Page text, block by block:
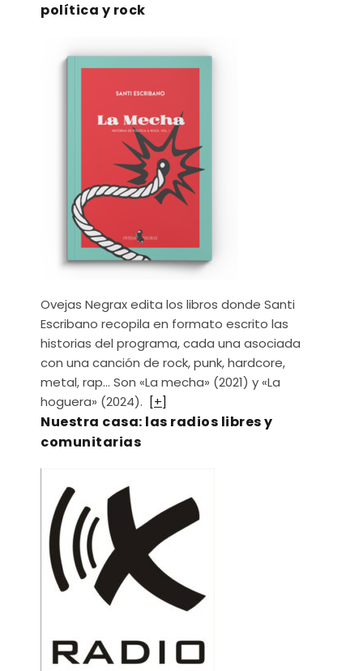
política y rock
Ovejas Negrax edita los libros donde Santi
Escribano recopila en formato escrito las
historias del programa, cada una asociada
con una canción de rock, punk, hardcore,
metal, rap… Son «La mecha» (2021) y «La
hoguera» (2024). [+]
Nuestra casa: las radios libres y
comunitarias